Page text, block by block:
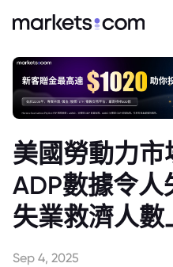
美國勞動力市
ADP數據令
失業救濟人數
Sep 4, 2025